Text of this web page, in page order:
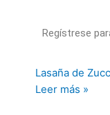
Regístrese
Lasaña de
Leer más »